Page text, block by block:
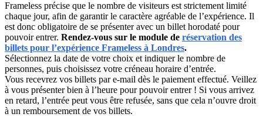
Frameless précise que le nombre de visiteurs est strictement limité
chaque jour, afin de garantir le caractère agréable de l’expérience. Il
est donc obligatoire de se présenter avec un billet horodaté pour
pouvoir entrer. Rendez-vous sur le module de réservation des
billets pour l’expérience Frameless à Londres.
Sélectionnez la date de votre choix et indiquer le nombre de
personnes, puis choisissez votre créneau horaire d’entrée.
Vous recevrez vos billets par e-mail dès le paiement effectué. Veillez
à vous présenter bien à l’heure pour pouvoir entrer ! Si vous arrivez
en retard, l’entrée peut vous être refusée, sans que cela n’ouvre droit
à un remboursement de vos billets.